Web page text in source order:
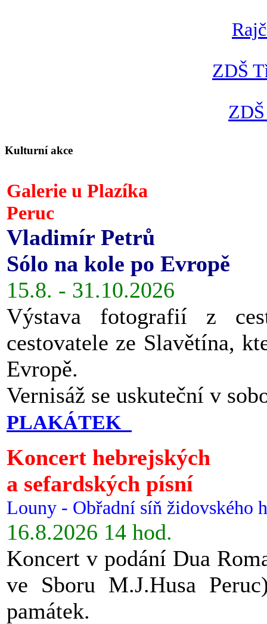
ZDŠ
Kulturní akce
Galerie u Plazíka
Peruc
Vladimír Petrů
Sólo na kole po Evropě
15.8. - 31.10.2026
Výstava fotografií z
cestovatele ze Slavětína,
Evropě.
Vernisáž se uskuteční v
PLAKÁTEK
Koncert hebrejských
a sefardských písní
Louny - Obřadní síň židovského
16.8.2026 14 hod.
Koncert v podání Dua
ve Sboru M.J.Husa
památek.